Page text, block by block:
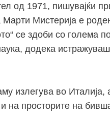
од 1971, пишувајќи
Марти Мистерија е
се здоби со голема
додека
излегува во
на просторите на